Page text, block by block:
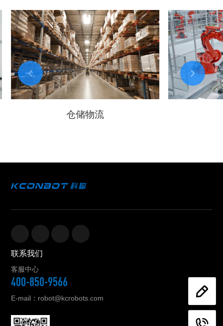
仓储物流
联系我们
客服中心
400-850-9566
E-mail：robot@kcrobots.com